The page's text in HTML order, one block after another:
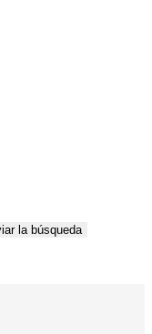
la búsqueda